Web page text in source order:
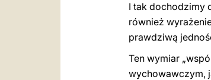
I tak dochodzimy
również
prawdziwą
Ten wymiar
wychowawczym,